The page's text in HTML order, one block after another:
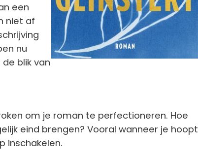
een
niet af
nu
blik van
om je roman te perfectioneren. Hoe
eind brengen? Vooral wanneer je hoopt
inschakelen.